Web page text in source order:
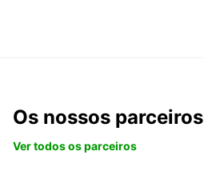
Os nossos parceiros
Ver todos os parceiros